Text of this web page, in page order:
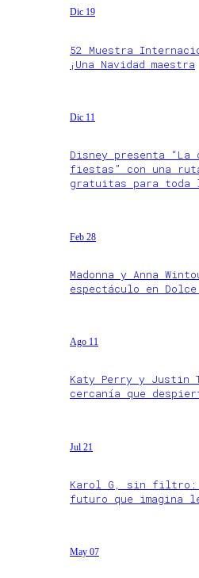
Dic 19
52 Muestra
¡Una Navidad maestra
Dic 11
Disney presenta
fiestas” con una
gratuitas para toda
Feb 28
Madonna y Anna
espectáculo en Dolce
Ago 11
Katy Perry y Justin
cercanía que
Jul 21
Karol G, sin
futuro que imagina
May 07